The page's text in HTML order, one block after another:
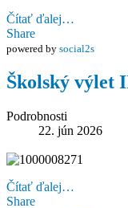
Čítať ďalej…
Share
powered by social2s
Školský výlet
Podrobnosti
22. jún 2026
Čítať ďalej…
Share